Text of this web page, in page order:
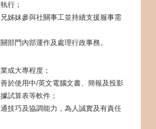
行；
姊妹參與社關事工並持續支援服事需
部門內部運作及處理行政事務。
或大專程度；
於使用中/英文電腦文書、簡報及投影
試算表等軟件；
技巧及協調能力，為人誠實及有責任